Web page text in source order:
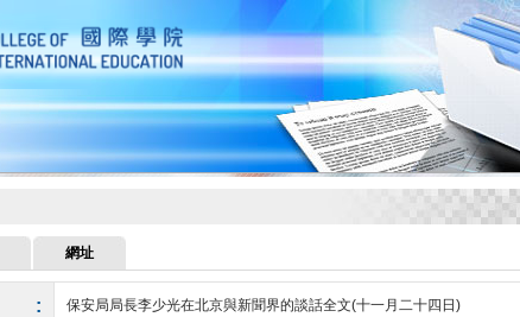
網址
: 保安局局長李少光在北京與新聞界的談話全文(十一月二十四日)